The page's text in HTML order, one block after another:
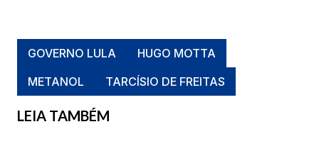
GOVERNO LULA
HUGO MOTTA
METANOL
TARCÍSIO DE FREITAS
LEIA TAMBÉM